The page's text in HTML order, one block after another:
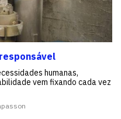
humanas,
vem fixando cada vez